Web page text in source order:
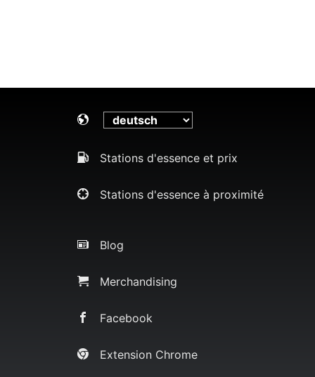
Stations d'essence et prix
Stations d'essence à proximité
Blog
Merchandising
Facebook
Extension Chrome